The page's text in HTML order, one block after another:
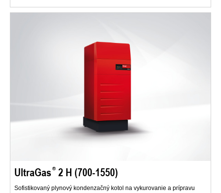
UltraGas 2 H (700-1550)
Sofistikovaný plynový kondenzačný kotol na vykurovanie a prípravu